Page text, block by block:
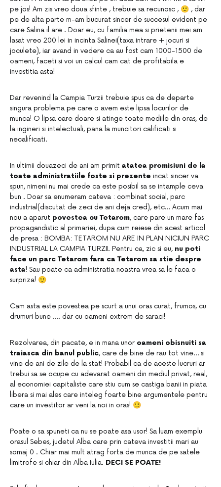
pe jos! Am zis vreo doua sfinte , trebuie sa recunosc , 🙂 , dar
pe de alta parte m-am bucurat sincer de succesul evident pe
care Salina il are . Doar eu, cu familia mea si prietenii mei am
lasat vreo 200 lei in incinta Salinei(taxa intrare + jocuri si
joculete), iar avand in vedere ca au fost cam 1000-1500 de
oameni, faceti si voi un calcul cam cat de profitabila e
investitia asta!
Dar revenind la Campia Turzii trebuie spus ca de departe
singura problema pe care o avem este lipsa locurilor de
munca! O lipsa care doare si atinge toate mediile din oras, de
la ingineri si intelectuali, pana la muncitori calificati si
necalificati.
In ultimii douazeci de ani am primit atatea promisiuni de la
toate administratiile foste si prezente incat sincer va
spun, nimeni nu mai crede ca este posibil sa se intample ceva
bun . Doar sa enumeram cateva : combinat social, parc
industrial(discutat de zeci de ani deja cred), etc… Acum mai
nou a aparut povestea cu Tetarom, care pare un mare fas
propagandistic al primariei, dupa cum reiese din acest articol
de presa : BOMBA: TETAROM NU ARE IN PLAN NICIUN PARC
INDUSTRIAL LA CAMPIA TURZII. Pentru ca, zic si eu, nu poti
face un parc Tetarom fara ca Tetarom sa stie despre
asta! Sau poate ca administratia noastra vrea sa le faca o
surpriza! 🙂
Cam asta este povestea pe scurt a unui oras curat, frumos, cu
drumuri bune …. dar cu oameni extrem de saraci!
Rezolvarea, din pacate, e in mana unor oameni obisnuiti sa
traiasca din banul public, care de bine de rau tot vine… si
vine de ani de zile de la stat! Probabil ca de aceste lucruri ar
trebui sa se ocupe cu adevarat oameni din mediul privat, real,
al economiei capitaliste care stiu cum se castiga banii in piata
libera si mai ales care inteleg foarte bine argumentele pentru
care un investitor ar veni la noi in oras! 🙁
Poate o sa spuneti ca nu se poate asa usor! Sa luam exemplu
orasul Sebes, judetul Alba care prin cateva investitii mari au
somaj 0 . Chiar mai mult atrag forta de munca de pe satele
limitrofe si chiar din Alba Iulia. DECI SE POATE!